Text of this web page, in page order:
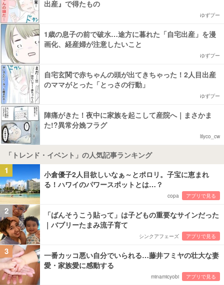
出産』で得たもの
ゆずプー
1歳の息子の前で破水…途方に暮れた「自宅出産」を漫
画化、経産婦が注意したいこと
ゆずプー
自宅玄関で赤ちゃんの頭が出てきちゃった！2人目出産
のママがとった「とっさの行動」
ゆずプー
陣痛がきた！夜中に家族を起こして産院へ｜まさかま
た!?異常分娩フラグ
lilyco_cw
「トレンド・イベント」の人気記事ランキング
1
小倉優子2人目欲しいなぁ～とポロリ。子宝に恵まれ
る！ハワイのパワースポットとは…？
copa アプリで見る
2
「ばんそうこう貼って」は子どもの重要なサインだった
｜バブリーたまみ流子育て
シンクアフェーズ アプリで見る
3
一番カッコ悪い自分でいられる…藤井フミヤの壮大な妻
愛・家族愛に感動する
minamicyobi アプリで見る